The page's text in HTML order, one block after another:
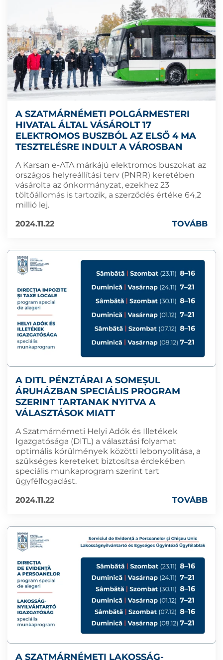
A SZATMÁRNÉMETI POLGÁRMESTERI
HIVATAL ÁLTAL VÁSÁROLT 17
ELEKTROMOS BUSZBÓL AZ ELSŐ 4 MA
TESZTELÉSRE INDULT A VÁROSBAN
A Karsan e-ATA márkájú elektromos buszokat az
országos helyreállítási terv (PNRR) keretében
vásárolta az önkormányzat, ezekhez 23
töltőállomás is tartozik, a szerződés értéke 64,2
millió lej.
2024.11.22
TOVÁBB
A DITL PÉNZTÁRAI A SOMEȘUL
ÁRUHÁZBAN SPECIÁLIS PROGRAM
SZERINT TARTANAK NYITVA A
VÁLASZTÁSOK MIATT
A Szatmárnémeti Helyi Adók és Illetékek
Igazgatósága (DITL) a választási folyamat
optimális körülmények közötti lebonyolítása, a
szükséges kereteket biztosítsa érdekében
speciális munkaprogram szerint tart
ügyfélfogadást.
2024.11.22
TOVÁBB
A SZATMÁRNÉMETI LAKOSSÁG-